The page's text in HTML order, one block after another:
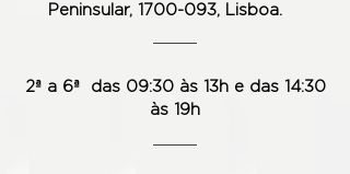
Peninsular, 1700-093, Lisboa.
2ª a 6ª das 09:30 às 13h e das 14:30
às 19h